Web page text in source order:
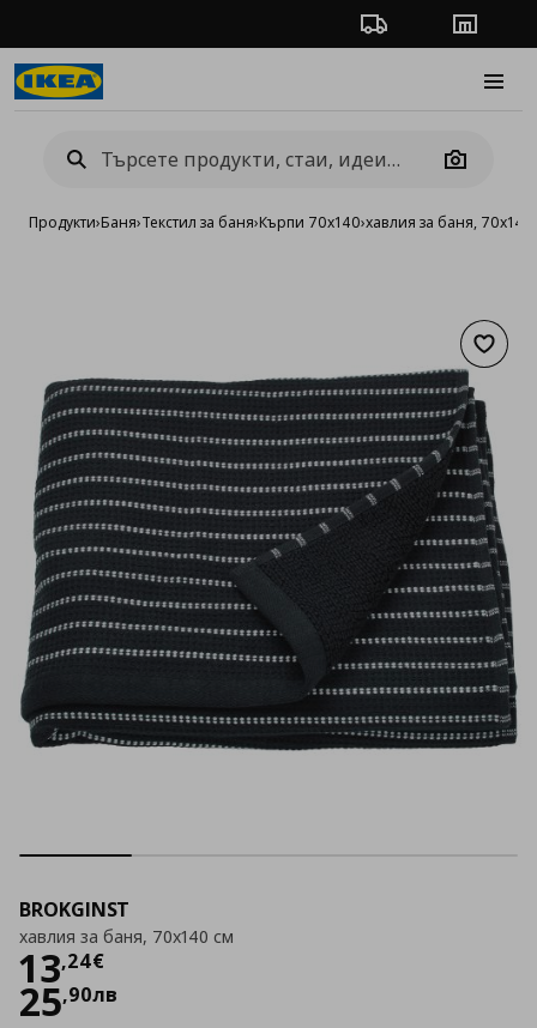
Проследяване на
Camera
Продукти›Баня›Текстил за баня›Кърпи 70х140›хавлия за баня,
BROKGINST
хавлия за баня, 70x140 см
13,24€
Цена
25,90лв